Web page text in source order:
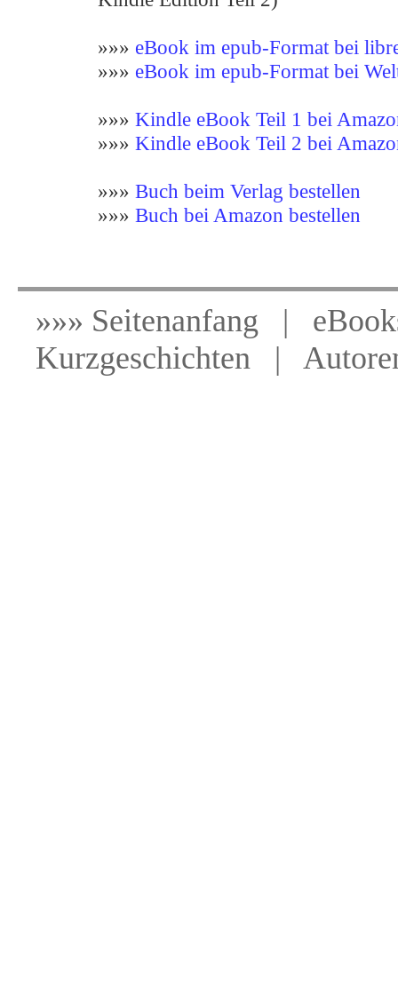
»»» eBook im epub-Format bei
»»» eBook im epub-Format bei
»»» Kindle eBook Teil 1 bei
»»» Kindle eBook Teil 2 bei
»»» Buch beim Verlag bestellen
»»» Buch bei Amazon bestellen
»»» Seitenanfang |
Kurzgeschichten |